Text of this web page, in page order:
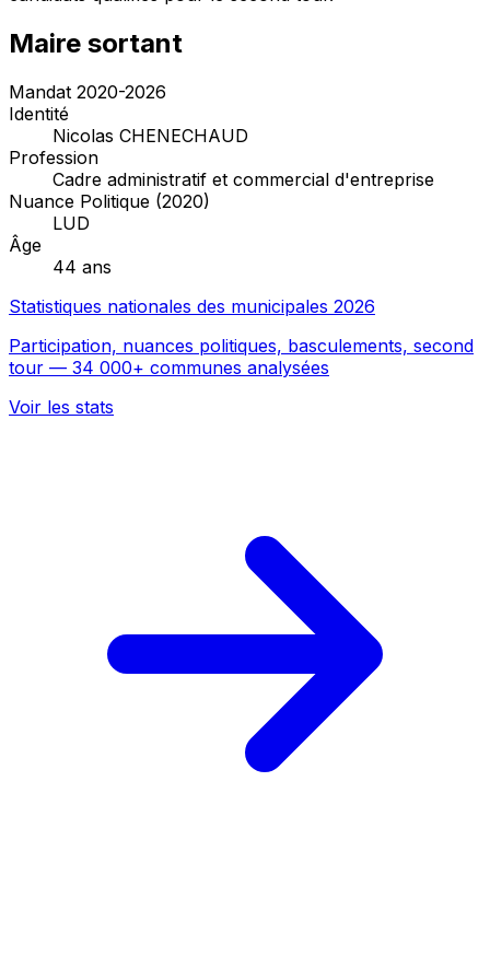
Maire sortant
Mandat 2020-2026
Identité
Nicolas CHENECHAUD
Profession
Cadre administratif et commercial d'entreprise
Nuance Politique (2020)
LUD
Âge
44 ans
Statistiques nationales des municipales 2026
Participation, nuances politiques, basculements, second
tour — 34 000+ communes analysées
Voir les stats